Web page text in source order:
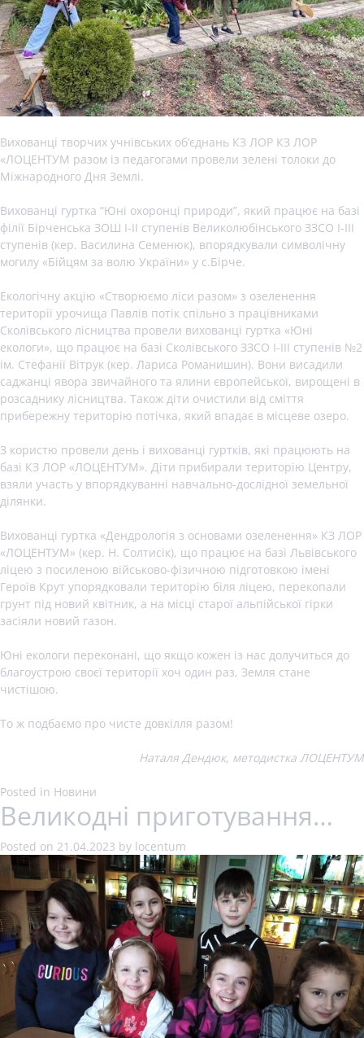
Вихованці творчих учнівських об’єднань КЗ ЛОР КЗ ЛОР
«ЛОЦЕНТУМ разом із педагогами провели зелені толоки до
Міжнародного Дня Землі.
Вихованці гуртка “Юні охоронці природи”, який працює на базі
філії Бірченська ЗОШ І-ІІ ступенів Великолюбінського ЗЗСО І-ІІІ
ступенів (кер. Василина Семенюк), впорядкували символічну
могилу «Бійцям за волю України» у с.Бірче.
Екологічну акцію «Створюємо ліси разом» з озеленення
території урочища Павлів потік спільно з працівниками
Сколівського лісництва провели вихованці гуртка «Юні
екологи», що працює на базі Сколівського ЗЗСО І-ІІІ ступенів №2
ім. Стефанії Вітрук (кер. Лариса Романишин). Вони висадили
саджанці явора звичайного та ялини європейської, вирощені в
розсаднику лісництва. Також діти очистили від сміття
прибережну територію потічка, який впадає в місцеве озеро.
З користю провели день і вихованці гуртків, які працюють на
базі КЗ ЛОР «ЛОЦЕНТУМ». Діти прибирали територію Центру,
взяли участь у впорядкуванні навчально-дослідної земельної
ділянки.
Вихованці гуртка «Дендрологія з основами озеленення» КЗ ЛОР
«ЛОЦЕНТУМ» (кер. Н. Солтисік), що працює на базі Львівського
ліцею з посиленою військово-фізичною підготовкою імені
Героїв Крут упорядковали територію біля ліцею, перекопали
грунт під новий квітник, а на місці старої альпійської гірки
засіяли новий газон.
Юні екологи переконані, що якщо кожен із нас долучиться до
благоустрою своєї території хоч один раз, Земля стане
чистішою.
То ж подбаємо про чисте довкілля разом!
Наталя Дендюк, методистка ЛОЦЕНТУМ
Posted in Новини
Великодні приготування…
Posted on 21.04.2023 by locentum